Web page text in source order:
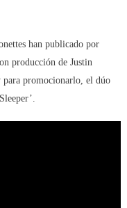
han publicado por
producción de Justin
para promocionarlo, el dúo